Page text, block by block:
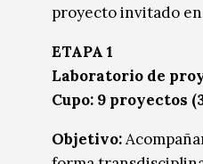
proyecto invitado
ETAPA 1
Laboratorio de
Cupo: 9 proyectos
Objetivo: